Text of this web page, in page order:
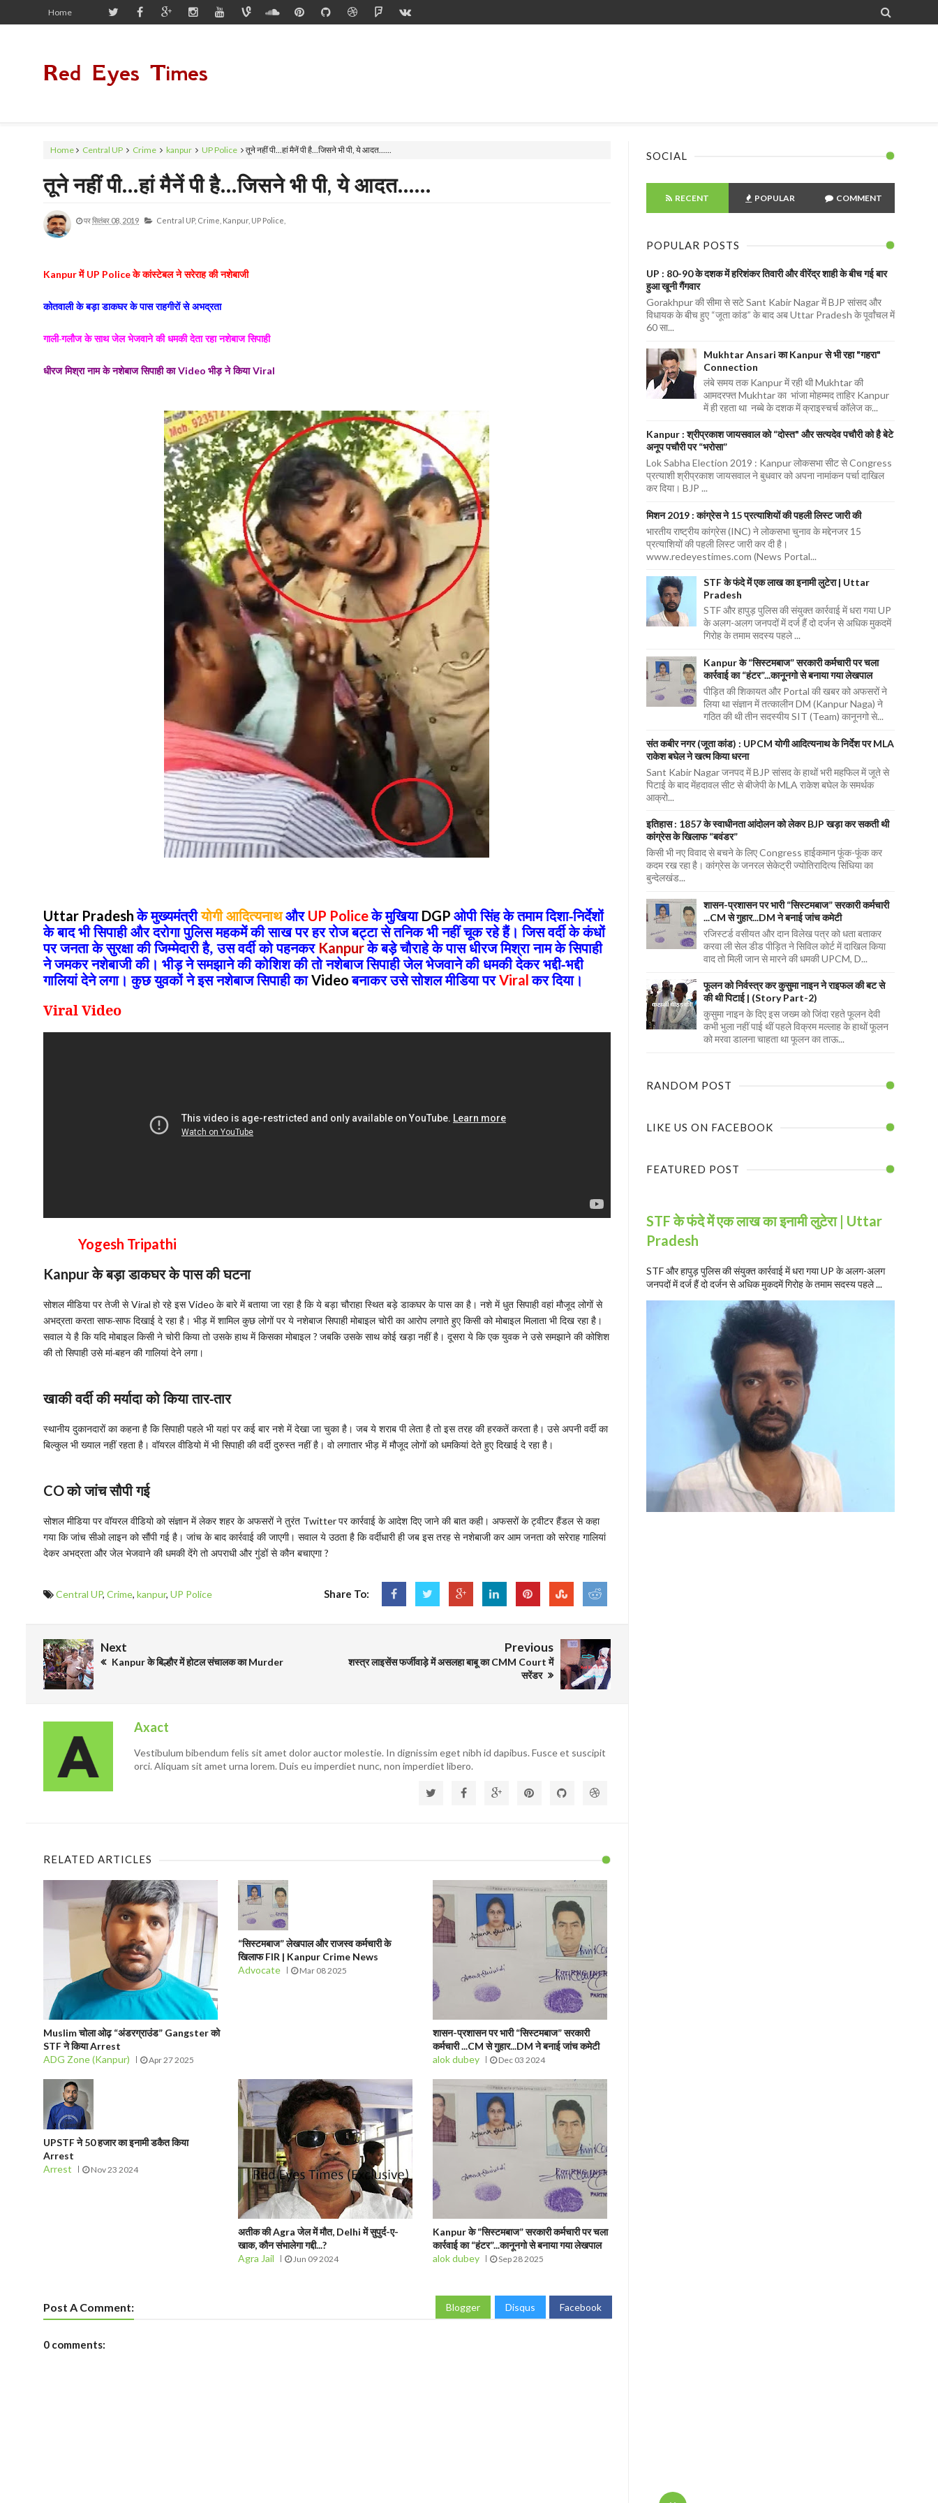
Home 
Red Eyes Times
Home Central UP Crime kanpur UP Police तूने नहीं पी...हां मैनें पी है...जिसने भी पी, ये आदत......
तूने नहीं पी...हां मैनें पी है...जिसने भी पी, ये आदत......
परसितंबर 08, 2019 Central UP, Crime, Kanpur, UP Police,
Kanpurमें UP Policeके कांस्टेबल ने सरेराह की नशेबाजी
कोतवाली के बड़ा डाकघर के पास राहगीरों से अभद्रता
गाली-गलौज के साथ जेल भेजवाने की धमकी देता रहा नशेबाज सिपाही
धीरज मिश्रा नाम के नशेबाज सिपाही काVideo भीड़ ने कियाViral
Uttar Pradeshके मुख्यमंत्रीयोगी आदित्यनाथऔर UP Policeके मुखिया DGP ओपी सिंह के तमाम दिशा-निर्देशों
के बाद भी सिपाही और दरोगा पुलिस महकमें की साख पर हर रोज बट्टा से तनिक भी नहीं चूक रहे हैं। जिस वर्दी के कंधों
पर जनता के सुरक्षा की जिम्मेदारी है, उस वर्दी को पहनकर Kanpurके बड़े चौराहे के पास धीरज मिश्रा नाम के सिपाही
ने जमकर नशेबाजी की। भीड़ ने समझाने की कोशिश की तो नशेबाज सिपाही जेल भेजवाने की धमकी देकर भद्दी-भद्दी
गालियां देने लगा। कुछ युवकों ने इस नशेबाज सिपाही काVideoबनाकर उसे सोशल मीडिया परViral कर दिया।
Viral Video
Yogesh Tripathi
Kanpurके बड़ा डाकघर के पास की घटना
सोशल मीडिया पर तेजी सेViral हो रहे इसVideo के बारे में बताया जा रहा है कि ये बड़ा चौराहा स्थित बड़े डाकघर के पास का है। नशे में धुत सिपाही वहां मौजूद लोगों से
अभद्रता करता साफ-साफ दिखाई दे रहा है। भीड़ में शामिल कुछ लोगों पर ये नशेबाज सिपाही मोबाइल चोरी का आरोप लगाते हुए किसी को मोबाइल मिलाता भी दिख रहा है।
सवाल ये है कि यदि मोबाइल किसी ने चोरी किया तो उसके हाथ में किसका मोबाइल? जबकि उसके साथ कोई खड़ा नहीं है। दूसरा ये कि एक युवक ने उसे समझाने की कोशिश
की तो सिपाही उसे मां-बहन की गालियां देने लगा।
खाकी वर्दी की मर्यादा को किया तार-तार
स्थानीय दुकानदारों का कहना है कि सिपाही पहले भी यहां पर कई बार नशे में देखा जा चुका है। जब ये शराब पी लेता है तो इस तरह की हरकतें करता है। उसे अपनी वर्दी का
बिल्कुल भी ख्याल नहीं रहता है। वॉयरल वीडियो में भी सिपाही की वर्दी दुरुस्त नहीं है। वो लगातार भीड़ में मौजूद लोगों को धमकियां देते हुए दिखाई दे रहा है।
COको जांच सौपी गई
सोशल मीडिया पर वॉयरल वीडियो को संज्ञान में लेकर शहर के अफसरों ने तुरंत Twitterपर कार्रवाई के आदेश दिए जाने की बात कही। अफसरों के ट्वीटर हैंडल से कहा
गया कि जांच सीओ लाइन को सौंपी गई है। जांच के बाद कार्रवाई की जाएगी। सवाल ये उठता है कि वर्दीधारी ही जब इस तरह से नशेबाजी कर आम जनता को सरेराह गालियां
देकर अभद्रता और जेल भेजवाने की धमकी देंगे तो अपराधी और गुंडों से कौन बचाएगा?
Central UP, Crime, kanpur, UP Police Share To:
Next
Kanpur के बिल्हौर में होटल संचालक का Murder
Previous
शस्त्र लाइसेंस फर्जीवाड़े में असलहा बाबू का CMM Court में
सरेंडर
Axact
Vestibulum bibendum felis sit amet dolor auctor molestie. In dignissim eget nibh id dapibus. Fusce et suscipit
orci. Aliquam sit amet urna lorem. Duis eu imperdiet nunc, non imperdiet libero.
RELATED ARTICLES
Muslim चोला ओढ़ “अंडरग्राउंड” Gangster को
STF ने किया Arrest
ADG Zone (Kanpur)
Apr 27 2025
“सिस्टमबाज” लेखपाल और राजस्व कर्मचारी के
खिलाफ FIR | Kanpur Crime News
Advocate
Mar 08 2025
शासन-प्रशासन पर भारी “सिस्टमबाज” सरकारी
कर्मचारी ...CM से गुहार...DM ने बनाई जांच कमेटी
alok dubey
Dec 03 2024
UPSTF ने 50 हजार का इनामी डकैत किया
Arrest
Arrest
Nov 23 2024
अतीक की Agra जेल में मौत, Delhi में सुपुर्द-ए-
खाक, कौन संभालेगा गद्दी...?
Agra Jail
Jun 09 2024
Kanpur के “सिस्टमबाज” सरकारी कर्मचारी पर चला
कार्रवाई का “हंटर”...कानूनगो से बनाया गया लेखपाल
alok dubey
Sep 28 2025
Post A Comment: Blogger Disqus Facebook
0 comments:
SOCIAL
RECENT POPULAR COMMENT
POPULAR POSTS
UP : 80-90 के दशक में हरिशंकर तिवारी और वीरेंद्र शाही के बीच गई बार
हुआ खूनी गैंगवार
Gorakhpur की सीमा से सटे Sant Kabir Nagar में BJP सांसद और
विधायक के बीच हुए “जूता कांड” के बाद अब Uttar Pradesh के पूर्वांचल में
60 सा...
Mukhtar Ansari का Kanpur से भी रहा "गहरा"
Connection
लंबे समय तक Kanpur में रही थी Mukhtar की
आमदरफ्त Mukhtar का भांजा मोहम्मद ताहिर Kanpur
में ही रहता था नब्बे के दशक में क्राइस्चर्च कॉलेज क...
Kanpur : श्रीप्रकाश जायसवाल को “दोस्त" और सत्यदेव पचौरी को है बेटे
अनूप पचौरी पर “भरोसा”
Lok Sabha Election 2019 : Kanpur लोकसभा सीट से Congress
प्रत्याशी श्रीप्रकाश जायसवाल ने बुधवार को अपना नामांकन पर्चा दाखिल
कर दिया। BJP ...
मिशन 2019 : कांग्रेस ने 15 प्रत्याशियों की पहली लिस्ट जारी की
भारतीय राष्ट्रीय कांग्रेस (INC) ने लोकसभा चुनाव के मद्देनजर 15
प्रत्याशियों की पहली लिस्ट जारी कर दी है।
www.redeyestimes.com (News Portal...
STF के फंदे में एक लाख का इनामी लुटेरा | Uttar
Pradesh
STF और हापुड़ पुलिस की संयुक्त कार्रवाई में धरा गया UP
के अलग-अलग जनपदों में दर्ज हैं दो दर्जन से अधिक मुकदमें
गिरोह के तमाम सदस्य पहले ...
Kanpur के “सिस्टमबाज” सरकारी कर्मचारी पर चला
कार्रवाई का “हंटर”...कानूनगो से बनाया गया लेखपाल
पीड़ित की शिकायत और Portal की खबर को अफसरों ने
लिया था संज्ञान में तत्कालीन DM (Kanpur Naga) ने
गठित की थी तीन सदस्यीय SIT (Team) कानूनगो से...
संत कबीर नगर (जूता कांड) : UPCM योगी आदित्यनाथ के निर्देश पर MLA
राकेश बघेल ने खत्म किया धरना
Sant Kabir Nagar जनपद में BJP सांसद के हाथों भरी महफिल में जूते से
पिटाई के बाद मेंहदावल सीट से बीजेपी के MLA राकेश बघेल के समर्थक
आक्रो...
इतिहास : 1857 के स्वाधीनता आंदोलन को लेकर BJP खड़ा कर सकती थी
कांग्रेस के खिलाफ “बवंडर”
किसी भी नए विवाद से बचने के लिए Congress हाईकमान फूंक-फूंक कर
कदम रख रहा है। कांग्रेस के जनरल सेकेट्री ज्योतिरादित्य सिंधिया का
बुन्देलखंड...
शासन-प्रशासन पर भारी “सिस्टमबाज” सरकारी कर्मचारी
...CM से गुहार...DM ने बनाई जांच कमेटी
रजिस्टर्ड वसीयत और दान विलेख पत्र को धता बताकर
करवा ली सेल डीड पीड़ित ने सिविल कोर्ट में दाखिल किया
वाद तो मिली जान से मारने की धमकी UPCM, D...
फूलन को निर्वस्त्र कर कुसुमा नाइन ने राइफल की बट से
की थी पिटाई | (Story Part-2)
कुसुमा नाइन के दिए इस जख्म को जिंदा रहते फूलन देवी
कभी भुला नहीं पाई थीं पहले विक्रम मल्लाह के हाथों फूलन
को मरवा डालना चाहता था फूलन का ताऊ...
RANDOM POST
LIKE US ON FACEBOOK
FEATURED POST
STF के फंदे में एक लाख का इनामी लुटेरा | Uttar
Pradesh
STF और हापुड़ पुलिस की संयुक्त कार्रवाई में धरा गया UP के अलग-अलग
जनपदों में दर्ज हैं दो दर्जन से अधिक मुकदमें गिरोह के तमाम सदस्य पहले ...